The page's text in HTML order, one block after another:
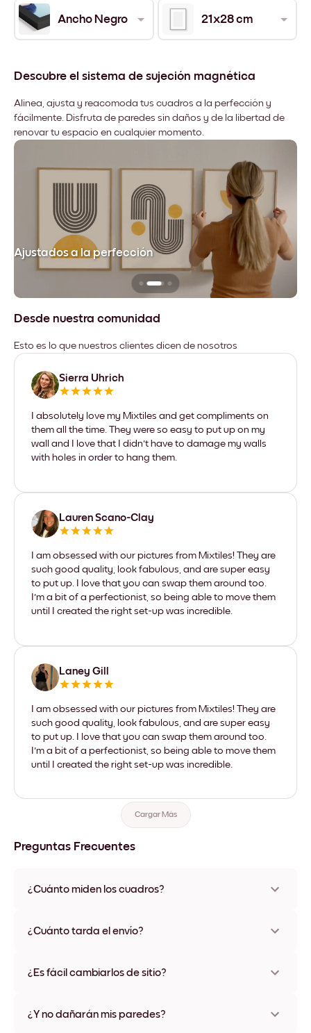
Ancho Negro 21x28 cm
Descubre el sistema de sujeción magnética
Alinea, ajusta y reacomoda tus cuadros a la perfección y
fácilmente. Disfruta de paredes sin daños y de la libertad de
renovar tu espacio en cualquier momento.
Ajustados a la perfección
Desde nuestra comunidad
Esto es lo que nuestros clientes dicen de nosotros
Sierra Uhrich
I absolutely love my Mixtiles and get compliments on
them all the time. They were so easy to put up on my
wall and I love that I didn't have to damage my walls
with holes in order to hang them.
Lauren Scano-Clay
I am obsessed with our pictures from Mixtiles! They are
such good quality, look fabulous, and are super easy
to put up. I love that you can swap them around too.
I'm a bit of a perfectionist, so being able to move them
until I created the right set-up was incredible.
Laney Gill
I am obsessed with our pictures from Mixtiles! They are
such good quality, look fabulous, and are super easy
to put up. I love that you can swap them around too.
I'm a bit of a perfectionist, so being able to move them
until I created the right set-up was incredible.
Cargar Más
Preguntas Frecuentes
¿Cuánto miden los cuadros?
varios materiales y colores de marco, incluidas opciones sin
¿Cuánto tarda el envío?
disponibles en algunos países. Te enviaremos un número de
¿Es fácil cambiarlos de sitio?
ningún daño
¿Y no dañarán mis paredes?